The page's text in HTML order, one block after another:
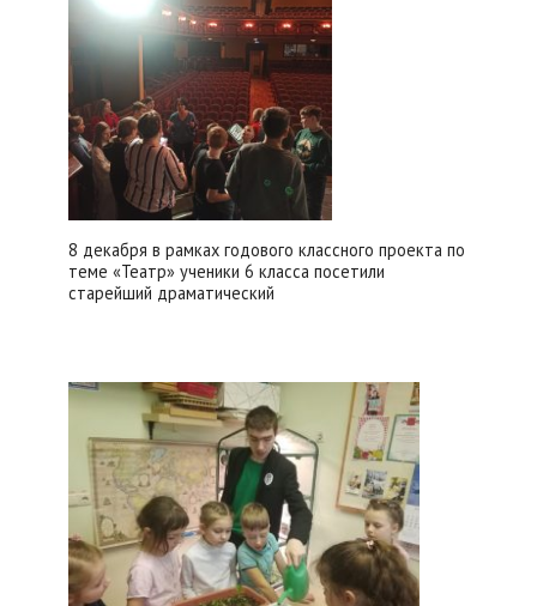
8 декабря в рамках годового классного проекта по
теме «Театр» ученики 6 класса посетили
старейший драматический